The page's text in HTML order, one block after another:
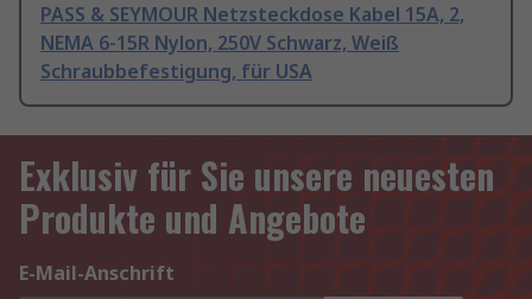
PASS & SEYMOUR Netzsteckdose Kabel 15A, 2,
NEMA 6-15R Nylon, 250V Schwarz, Weiß
Schraubbefestigung, für USA
Exklusiv für Sie unsere neuesten
Produkte und Angebote
E-Mail-Anschrift